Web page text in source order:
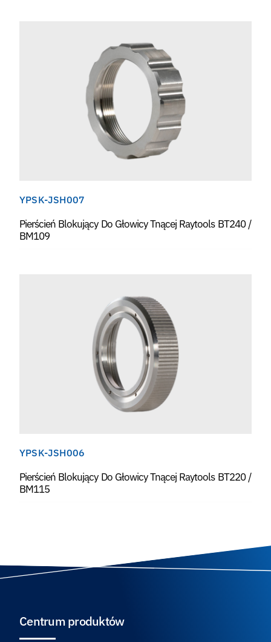
YPSK-JSH007
Pierścień Blokujący Do Głowicy Tnącej Raytools BT240 /
BM109
YPSK-JSH006
Pierścień Blokujący Do Głowicy Tnącej Raytools BT220 /
BM115
Centrum produktów